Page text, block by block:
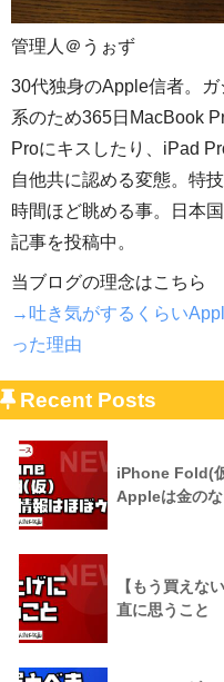
管理人＠うぉず
30代独身のApple信者。
系のため365日MacBook
Proにキスしたり、iPad
自他共に認める変態。特
時間ほど眺める事。日本
記事を投稿中。
当ブログの理念はこちら
→吐き気がするくらい
った理由
Recent Posts
iPhone Fold(
Appleは金のな
【もう買えな
直に思うこと